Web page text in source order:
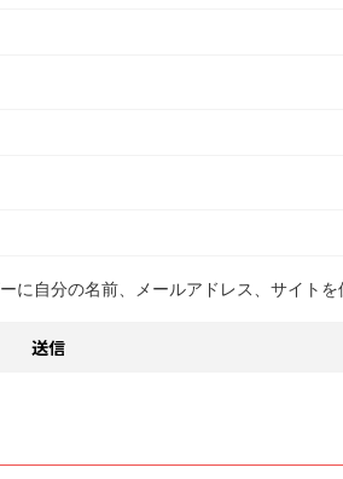
に自分の名前、メールアドレス、サイトを